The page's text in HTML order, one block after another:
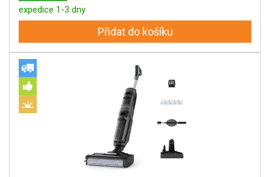
expedice 1-3 dny
Přidat do košíku